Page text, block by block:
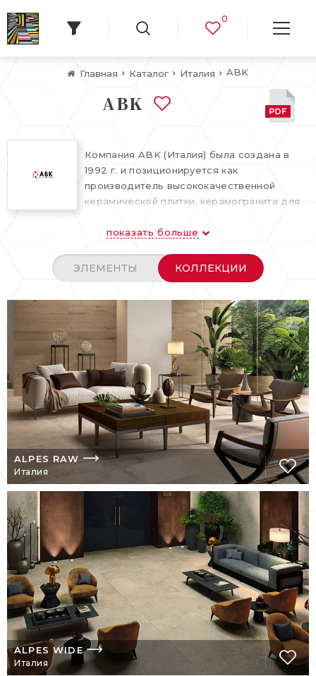
0
Главная Каталог Италия ABK
ABK
Компания ABK (Италия) была создана в
1992 г. и позиционируется как
производитель высококачественной
керамической плитки, керамогранита для
входит в десятку лучших итальянских
керамике. Достичь таких высот за
короткое время помогли своевременные
инновационные технологии, собственные
разработки. Продукция экспортируется в
25 стран, и этот список постоянно
расширяется. Салон «Бельведер»
предлагает Вам ознакомиться с огромным
ассортиментом и купить современные
материалы, сочетающие изысканную
эстетику и высокие технические
характеристики.
ИСТОРИЯ БРЕНДА
Созданная в 1992 г. фабрика АВК
поглотила производство Edera, получив
наработки по изготовлению
высококачественной настенной плитки.
Материалы отличались износостойкостью,
прочностью, подчеркнуто сдержанным
дизайном. Однако, конец прошлого
столетия стал переломным для
производителей керамики. Покупателям
необходим был новый продукт,
характеризующийся не только высокими
показать больше
ЭЛЕМЕНТЫ КОЛЛЕКЦИИ
ALPES RAW
Италия
ALPES WIDE
Италия